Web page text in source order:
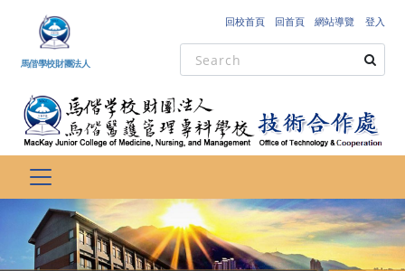
跳到主要內容
馬偕學校財團法人
回校首頁 回首頁 網站導覽 登入